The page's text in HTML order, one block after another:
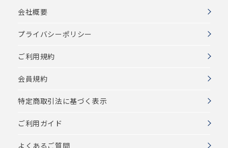
会社概要
プライバシーポリシー
ご利用規約
会員規約
特定商取引法に基づく表示
ご利用ガイド
よくあるご質問